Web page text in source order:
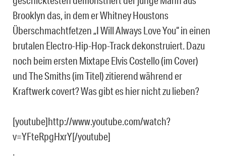
Brooklyn das, in dem er Whitney Houstons
Überschmachtfetzen „I Will Always Love You“ in einen
brutalen Electro-Hip-Hop-Track dekonstruiert. Dazu
noch beim ersten Mixtape Elvis Costello (im Cover)
und The Smiths (im Titel) zitierend während er
Kraftwerk covert? Was gibt es hier nicht zu lieben?
[youtube]http://www.youtube.com/watch?
v=YFteRpgHxrY[/youtube]
.